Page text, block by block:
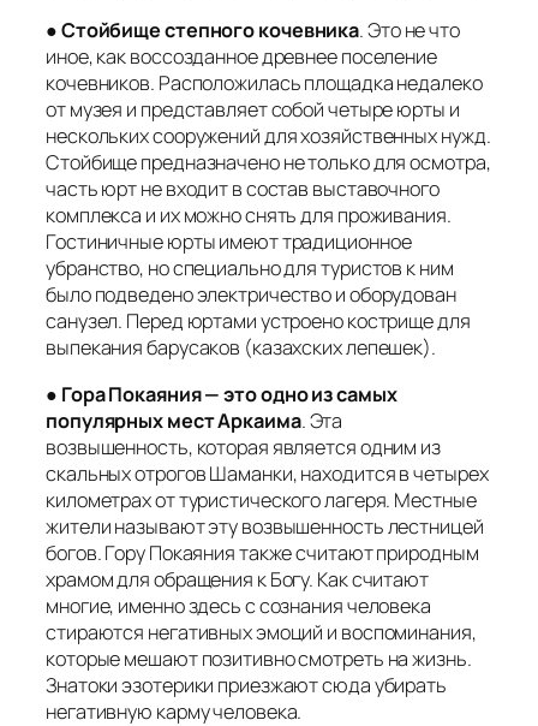
●Стойбище степного кочевника. Это не что
иное, как воссозданное древнее поселение
кочевников. Расположилась площадка недалеко
от музея и представляет собой четыре юрты и
нескольких сооружений для хозяйственных нужд.
Стойбище предназначено не только для осмотра,
часть юрт не входит в состав выставочного
комплекса и их можно снять для проживания.
Гостиничные юрты имеют традиционное
убранство, но специально для туристов к ним
было подведено электричество и оборудован
санузел. Перед юртами устроено кострище для
выпекания барусаков (казахских лепешек).
● Гора Покаяния — это одно из самых
популярных мест Аркаима. Эта
возвышенность, которая является одним из
скальных отрогов Шаманки, находится в четырех
километрах от туристического лагеря. Местные
жители называют эту возвышенность лестницей
богов. Гору Покаяния также считают природным
храмом для обращения к Богу. Как считают
многие, именно здесь с сознания человека
стираются негативных эмоций и воспоминания,
которые мешают позитивно смотреть на жизнь.
Знатоки эзотерики приезжают сюда убирать
негативную карму человека.